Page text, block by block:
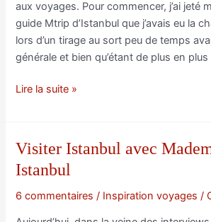
aux voyages. Pour commencer, j’ai jeté
guide Mtrip d’Istanbul que j’avais eu la
lors d’un tirage au sort peu de temps
générale et bien qu’étant de plus en plus
Application
test
du
guide
Lire la suite »
Visiter Istanbul avec
Istanbul
6 commentaires / Inspiration voyages /